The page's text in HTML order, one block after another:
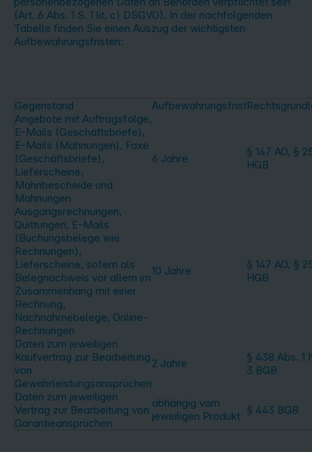
(Art. 6 Abs. 1 S. 1 lit. c) DSGVO). In der nachfolgenden
Tabelle finden Sie einen Auszug der wichtigsten
Aufbewahrungsfristen:
Gegenstand Aufbewahrungsfrist
Angebote mit Auftragsfolge,
E-Mails (Geschäftsbriefe),
E-Mails (Mahnungen), Faxe
(Geschäftsbriefe),
Lieferscheine,
Mahnbescheide und
Mahnungen
6 Jahre
§ 147 AO, §
HGB
Ausgangsrechnungen,
Quittungen, E-Mails
(Buchungsbelege wie
Rechnungen),
Lieferscheine, sofern als
Belegnachweis vor allem im
Zusammenhang mit einer
Rechnung,
Nachnahmebelege, Online-
Rechnungen
10 Jahre
§ 147 AO, §
HGB
Daten zum jeweiligen
Kaufvertrag zur Bearbeitung
von
Gewährleistungsansprüchen
2 Jahre
§ 438 Abs. 1
3 BGB
Daten zum jeweiligen
Vertrag zur Bearbeitung von
Garantieansprüchen
abhängig vom
jeweiligen Produkt § 443 BGB